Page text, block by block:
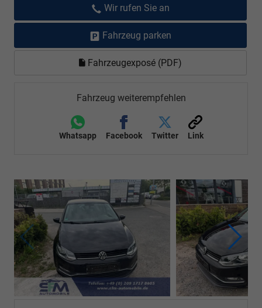
Wir rufen Sie an
Fahrzeug parken
Fahrzeugexposé (PDF)
Fahrzeug weiterempfehlen
Whatsapp Facebook Twitter Link